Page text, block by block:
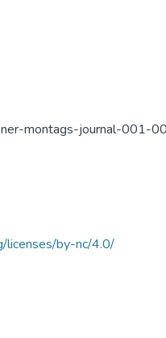
montags-journal-001-
licenses/by-nc/4.0/